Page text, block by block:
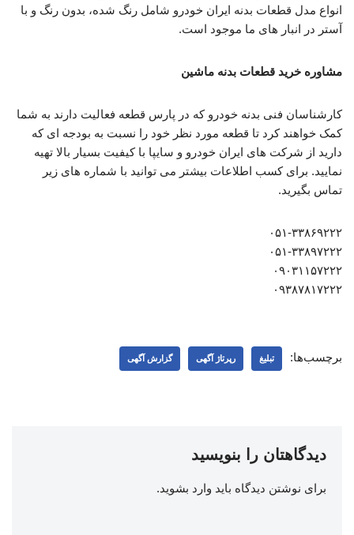
انواع مدل قطعات بدنه ایران خودرو شامل رنگ شده، بدون رنگ و با
آستر در انبار های ما موجود است.
مشاوره خرید قطعات بدنه ماشین
کارشناسان فنی بدنه خودرو که در پارس قطعه فعالیت دارند به شما
کمک خواهند کرد تا قطعه مورد نظر خود را نسبت به بودجه ای که
دارید از شرکت های ایران خودرو و سایپا با کیفیت بسیار بالا تهیه
نمایید. برای کسب اطلاعات بیشتر می توانید با شماره های زیر
تماس بگیرید.
۰۵۱-۳۳۸۶۹۲۲۲
۰۵۱-۳۳۸۹۷۲۲۲
۰۹۰۳۱۱۵۷۲۲۲
۰۹۳۸۷۸۱۷۲۲۲
برچسب‌ها: تبلیغ رپرتاژ آگهی گزارش آگهی
دیدگاهتان را بنویسید
برای نوشتن دیدگاه باید وارد بشوید.